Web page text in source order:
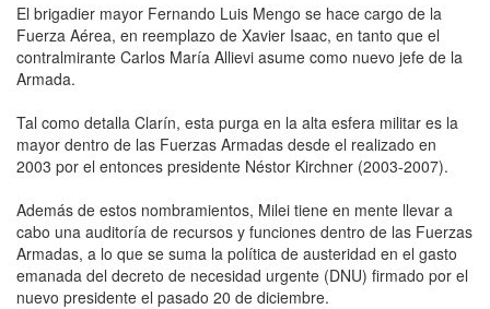
El brigadier mayor Fernando Luis Mengo se hace cargo de la
Fuerza Aérea, en reemplazo de Xavier Isaac, en tanto que el
contralmirante Carlos María Allievi asume como nuevo jefe de la
Armada.
Tal como detalla Clarín, esta purga en la alta esfera militar es la
mayor dentro de las Fuerzas Armadas desde el realizado en
2003 por el entonces presidente Néstor Kirchner (2003-2007).
Además de estos nombramientos, Milei tiene en mente llevar a
cabo una auditoría de recursos y funciones dentro de las Fuerzas
Armadas, a lo que se suma la política de austeridad en el gasto
emanada del decreto de necesidad urgente (DNU) firmado por el
nuevo presidente el pasado 20 de diciembre.